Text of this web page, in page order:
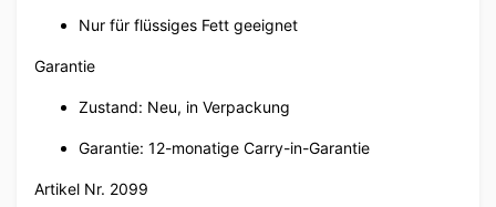
Nur für flüssiges Fett geeignet
Garantie
Zustand: Neu, in Verpackung
Garantie: 12-monatige Carry-in-Garantie
Artikel Nr. 2099